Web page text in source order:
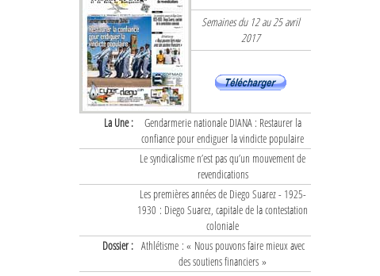
Semaines du 12 au 25 avril
2017
La Une :
Gendarmerie nationale DIANA : Restaurer la
confiance pour endiguer la vindicte populaire
Le syndicalisme n’est pas qu’un mouvement de
revendications
Les premières années de Diego Suarez - 1925-
1930 : Diego Suarez, capitale de la contestation
coloniale
Dossier : Athlétisme : « Nous pouvons faire mieux avec
des soutiens financiers »